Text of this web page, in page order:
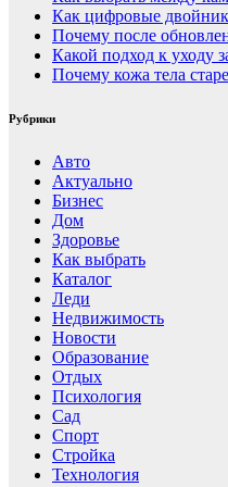
Как цифровые
Почему после
Какой подход к уходу
Почему кожа тела
Рубрики
Авто
Актуально
Бизнес
Дом
Здоровье
Как выбрать
Каталог
Леди
Недвижимость
Новости
Образование
Отдых
Психология
Сад
Спорт
Стройка
Технология